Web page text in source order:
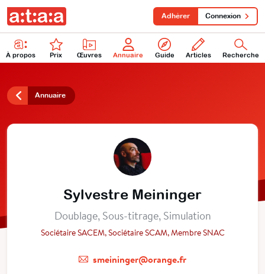
À propos Prix Œuvres Annuaire Guide Articles Recherche
Adhérer Connexion
Annuaire
Sylvestre Meininger
Doublage, Sous-titrage, Simulation
Sociétaire SACEM, Sociétaire SCAM, Membre SNAC
smeininger@orange.fr